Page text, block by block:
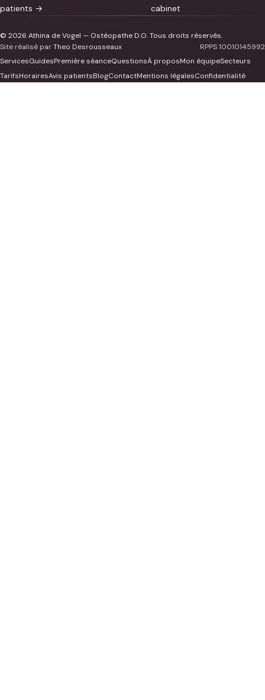
patients →
cabinet
© 2026 Athina de Vogel — Ostéopathe D.O. Tous droits réservés.
Site réalisé parTheo Desrousseaux
RPPS 10010145992
ServicesGuidesPremière séanceQuestionsÀ proposMon équipeSecteurs
TarifsHorairesAvis patientsBlogContactMentions légalesConfidentialité